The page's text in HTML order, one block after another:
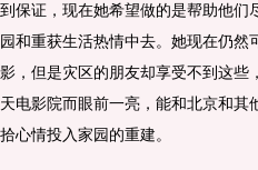
保证，现在她希望做的是帮助他们
和重获生活热情中去。她现在仍然
，但是灾区的朋友却享受不到这些
电影院而眼前一亮，能和北京和其
心情投入家园的重建。